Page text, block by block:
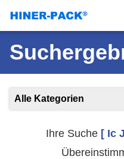
Alle Kategorien
Ihre Suche [ Ic